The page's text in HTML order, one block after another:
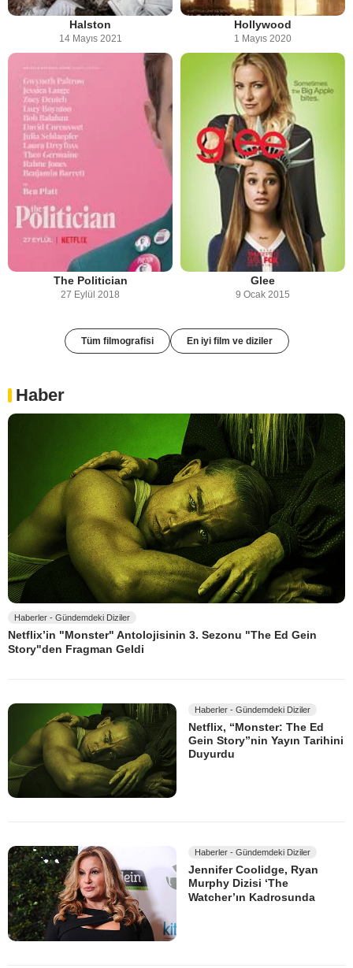
Halston
14 Mayıs 2021
Hollywood
1 Mayıs 2020
The Politician
27 Eylül 2018
Glee
9 Ocak 2015
Tüm filmografisi En iyi film ve diziler
Haber
Haberler - Gündemdeki Diziler
Netflix’in "Monster" Antolojisinin 3. Sezonu "The Ed Gein
Story"den Fragman Geldi
Haberler - Gündemdeki Diziler
Netflix, “Monster: The Ed
Gein Story”nin Yayın Tarihini
Duyurdu
Haberler - Gündemdeki Diziler
Jennifer Coolidge, Ryan
Murphy Dizisi ‘The
Watcher’ın Kadrosunda